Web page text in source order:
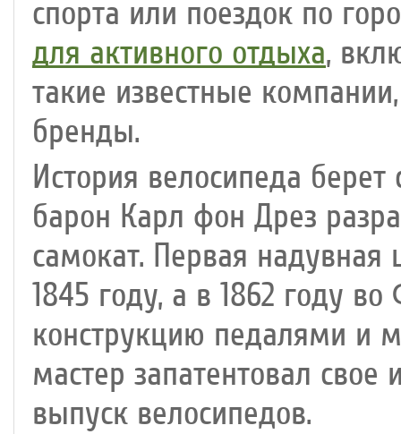
спорта или поездок по
для активного отдыха,
такие известные
бренды.
История велосипеда берет
барон Карл фон Дрез
самокат. Первая
1845 году, а в 1862 году
конструкцию педалями и
мастер запатентовал
выпуск велосипедов.